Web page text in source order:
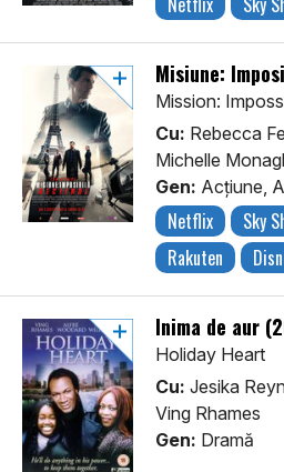
Misiune:
Mission:
Cu: Rebecca
Michelle
Gen: Acţiune,
Netflix Sky
Rakuten
Inima de aur
Holiday Heart
Cu: Jesika
Ving Rhames
Gen: Dramă